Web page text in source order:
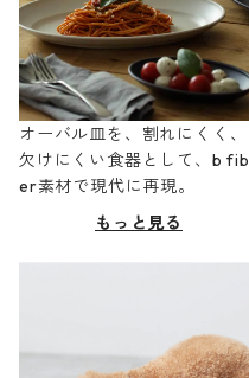
オーバル皿を、割れにくく、
欠けにくい食器として、b fib
er素材で現代に再現。
もっと見る